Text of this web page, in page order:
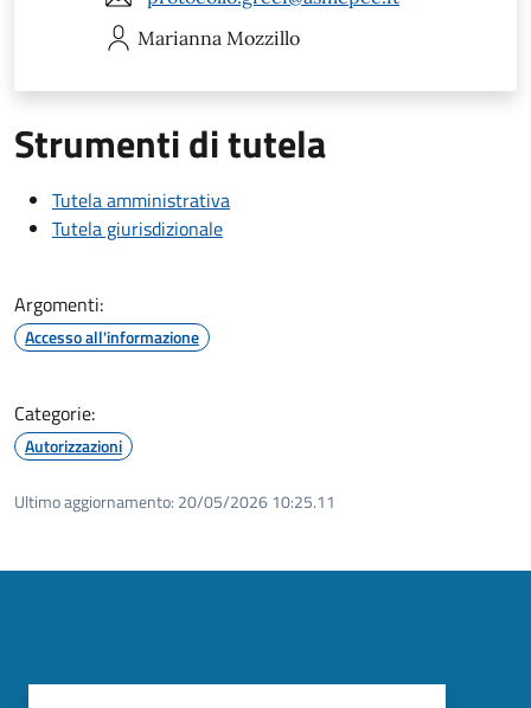
Marianna Mozzillo
Strumenti di tutela
Tutela amministrativa
Tutela giurisdizionale
Argomenti:
Accesso all'informazione
Categorie:
Autorizzazioni
Ultimo aggiornamento: 20/05/2026 10:25.11